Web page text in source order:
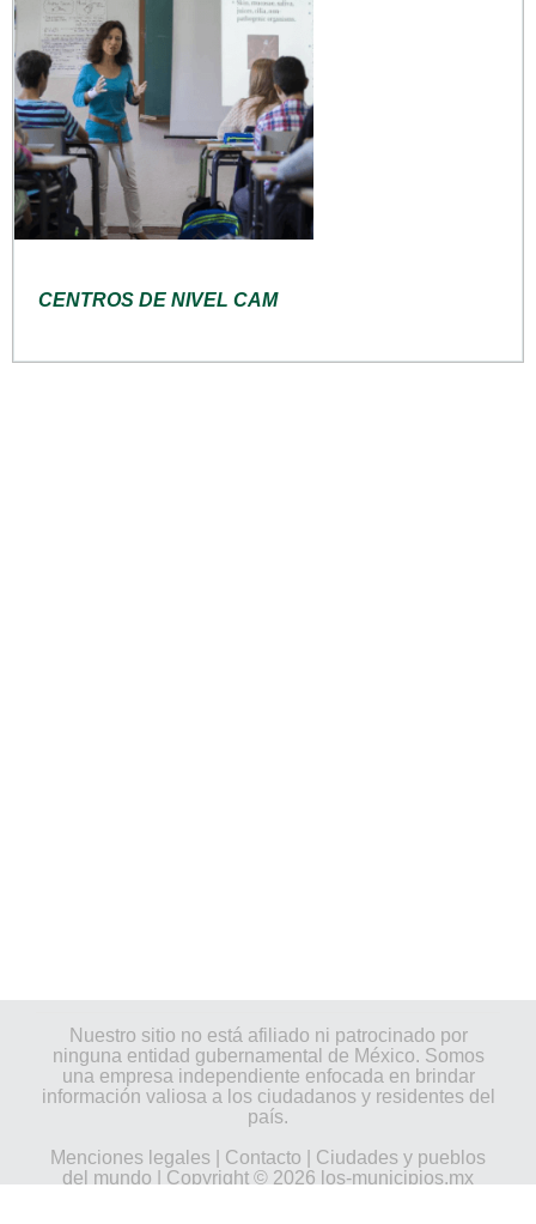
CENTROS DE NIVEL CAM
Nuestro sitio no está afiliado ni patrocinado por
ninguna entidad gubernamental de México. Somos
una empresa independiente enfocada en brindar
información valiosa a los ciudadanos y residentes del
país.
Menciones legales
Contacto
Ciudades y pueblos
del mundo | Copyright © 2026 los-municipios.mx